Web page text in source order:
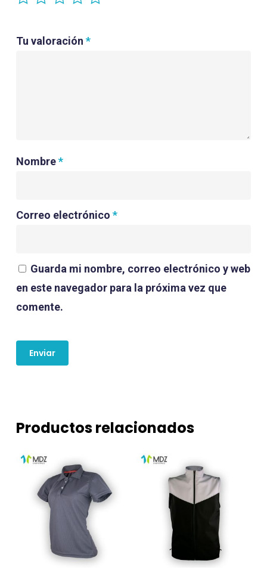
Tu valoración *
Nombre*
Correo electrónico *
Guarda mi nombre, correo electrónico y web
en este navegador para la próxima vez que
comente.
Productos relacionados